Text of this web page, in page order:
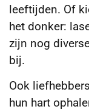
leeftijden. Of
het donker:
zijn nog
bij.
Ook
hun hart